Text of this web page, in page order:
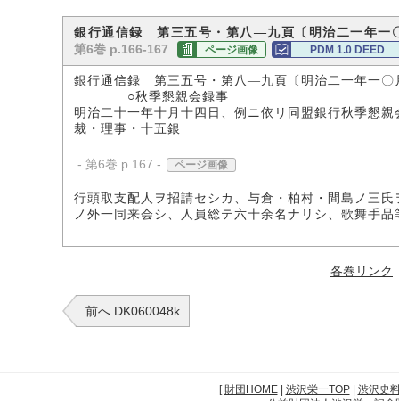
銀行通信録 第三五号・第八―九頁〔明治二一年一
第6巻 p.166-167 ページ画像 PDM 1.0 DEED
銀行通信録 第三五号・第八―九頁〔明治二一年一〇
○秋季懇親会録事
明治二十一年十月十四日、例ニ依リ同盟銀行秋季懇
裁・理事・十五銀
- 第6巻 p.167 - ページ画像
行頭取支配人ヲ招請セシカ、与倉・柏村・間島ノ三
ノ外一同来会シ、人員総テ六十余名ナリシ、歌舞手
各巻リンク
前へ DK060048k
[財団HOME| 渋沢栄一TOP| 渋沢史